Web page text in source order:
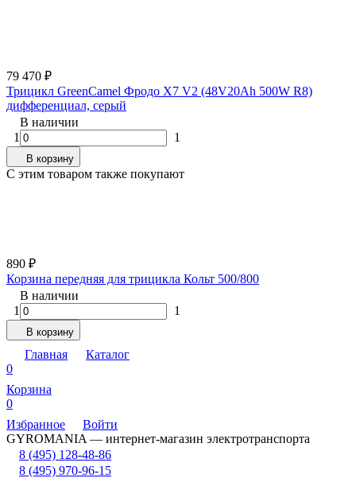
79 470 ₽
Трицикл GreenCamel Фродо X7 V2 (48V20Ah 500W R8)
дифференциал, серый
В наличии
1
1
В корзину
C этим товаром также покупают
890 ₽
Корзина передняя для трицикла Кольт 500/800
В наличии
1
1
В корзину
Главная
Каталог
0
Корзина
0
Избранное
Войти
GYROMANIA — интернет-магазин электротранспорта
8 (495) 128-48-86
8 (495) 970-96-15